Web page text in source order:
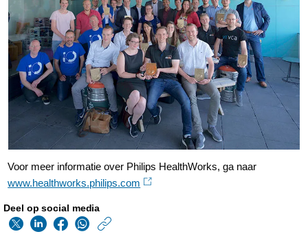
Voor meer informatie over Philips HealthWorks, ga naar
www.healthworks.philips.com
Deel op social media